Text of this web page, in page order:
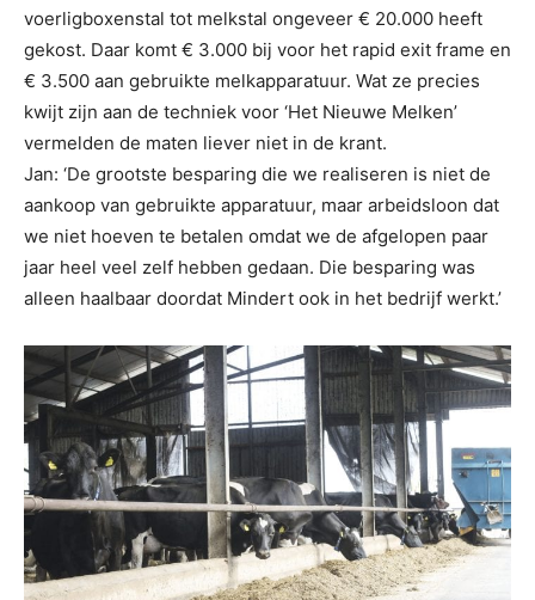
voerligboxenstal tot melkstal ongeveer € 20.000 heeft
gekost. Daar komt € 3.000 bij voor het rapid exit frame en
€ 3.500 aan gebruikte melkapparatuur. Wat ze precies
kwijt zijn aan de techniek voor ‘Het Nieuwe Melken’
vermelden de maten liever niet in de krant.
Jan: ‘De grootste besparing die we realiseren is niet de
aankoop van gebruikte apparatuur, maar arbeidsloon dat
we niet hoeven te betalen omdat we de afgelopen paar
jaar heel veel zelf hebben gedaan. Die besparing was
alleen haalbaar doordat Mindert ook in het bedrijf werkt.’